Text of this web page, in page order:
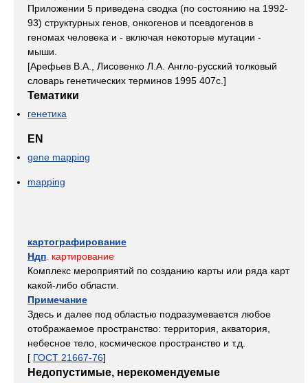
Приложении 5 приведена сводка (по состоянию на 1992-
93) структурных генов, онкогенов и псевдогенов в
геномах человека и - включая некоторые мутации -
мыши.
[Арефьев В.А., Лисовенко Л.А. Англо-русский толковый
словарь генетических терминов 1995 407с.]
Тематики
генетика
EN
gene mapping
mapping
картографирование
Ндп . картирование
Комплекс мероприятий по созданию карты или ряда карт
какой-либо области.
Примечание
Здесь и далее под областью подразумевается любое
отображаемое пространство: территория, акватория,
небесное тело, космическое пространство и т.д.
[ ГОСТ 21667-76]
Недопустимые, нерекомендуемые